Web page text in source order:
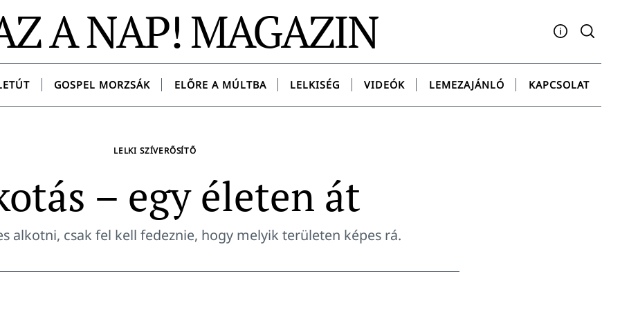
A NAP! MAGAZIN
Facebook
YouTubeInstagram
TwitterSpotify
GOSPEL MORZSÁK ELŐRE A MÚLTBA LELKISÉG VIDEÓK LEMEZAJÁNLÓ KAPCSOLAT
LELKI SZÍVERŐSÍTŐ
– egy életen át
alkotni, csak fel kell fedeznie, hogy melyik területen képes rá.